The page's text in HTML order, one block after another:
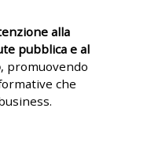
alla
pubblica e al
, promuovendo
che